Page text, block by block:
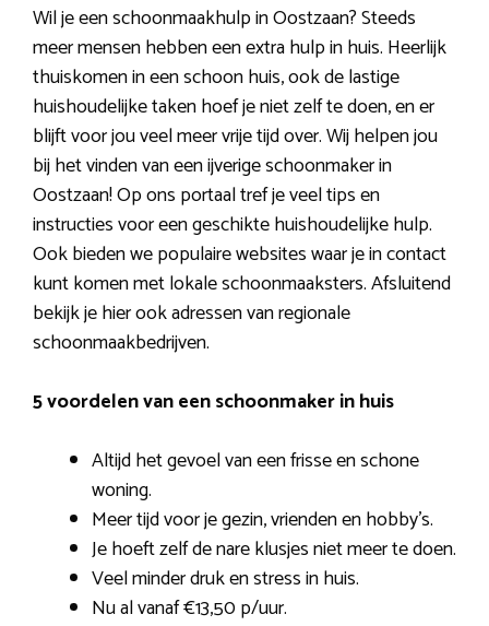
Wil je een schoonmaakhulp in Oostzaan? Steeds
meer mensen hebben een extra hulp in huis. Heerlijk
thuiskomen in een schoon huis, ook de lastige
huishoudelijke taken hoef je niet zelf te doen, en er
blijft voor jou veel meer vrije tijd over. Wij helpen jou
bij het vinden van een ijverige schoonmaker in
Oostzaan! Op ons portaal tref je veel tips en
instructies voor een geschikte huishoudelijke hulp.
Ook bieden we populaire websites waar je in contact
kunt komen met lokale schoonmaaksters. Afsluitend
bekijk je hier ook adressen van regionale
schoonmaakbedrijven.
5 voordelen van een schoonmaker in huis
Altijd het gevoel van een frisse en schone
woning.
Meer tijd voor je gezin, vrienden en hobby’s.
Je hoeft zelf de nare klusjes niet meer te doen.
Veel minder druk en stress in huis.
Nu al vanaf €13,50 p/uur.